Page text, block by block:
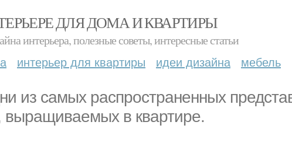
ДЛЯ ДОМА И КВАРТИРЫ
интерьера, полезные советы, интересные статьи
интерьер для квартиры идеи дизайна мебель
из самых распространенных
выращиваемых в квартире.